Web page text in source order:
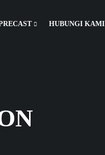
HUBUNGI KAMI